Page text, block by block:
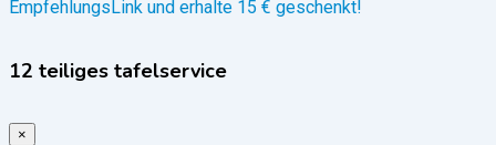
EmpfehlungsLink und erhalte 15 € geschenkt!
12 teiliges tafelservice
×